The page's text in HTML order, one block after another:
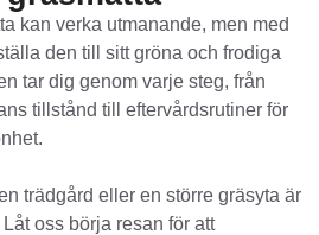
kan verka utmanande, men med
den till sitt gröna och frodiga
tar dig genom varje steg, från
tillstånd till eftervårdsrutiner för
trädgård eller en större gräsyta är
oss börja resan för att